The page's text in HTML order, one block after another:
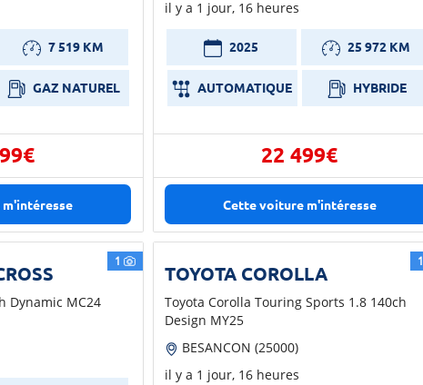
7 519 KM
GAZ NATUREL
il y a 1 jour, 16 heures
2025 25 972 KM
AUTOMATIQUE HYBRIDE
22 499€
Cette voiture m'intéresse
1
Dynamic MC24
1
TOYOTA COROLLA
Toyota Corolla Touring Sports 1.8 140ch
Design MY25
BESANCON (25000)
il y a 1 jour, 16 heures